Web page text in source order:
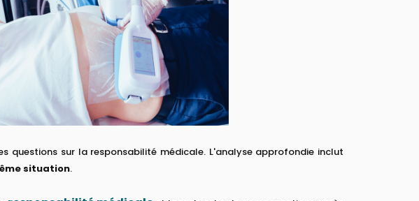
questions sur la responsabilité médicale. L'analyse approfondie inclut
situation.